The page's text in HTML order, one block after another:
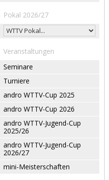
Pokal 2026/27
Veranstaltungen
Seminare
Turniere
andro WTTV-Cup 2025
andro WTTV-Cup 2026
andro WTTV-Jugend-Cup
2025/26
andro WTTV-Jugend-Cup
2026/27
mini-Meisterschaften